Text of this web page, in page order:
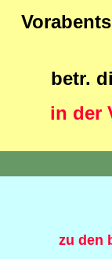
betr.
in der
zu den